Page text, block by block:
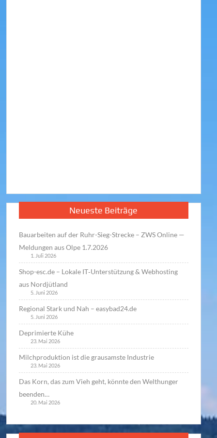
Neueste Beiträge
Bauarbeiten auf der Ruhr-Sieg-Strecke – ZWS Online —
Meldungen aus Olpe 1.7.2026
1. Juli 2026
Shop-esc.de – Lokale IT‑Unterstützung & Webhosting
aus Nordjütland
5. Juni 2026
Regional Stark und Nah – easybad24.de
5. Juni 2026
Deprimierte Kühe
23. Mai 2026
Milchproduktion ist die grausamste Industrie
23. Mai 2026
Das Korn, das zum Vieh geht, könnte den Welthunger
beenden…
20. Mai 2026